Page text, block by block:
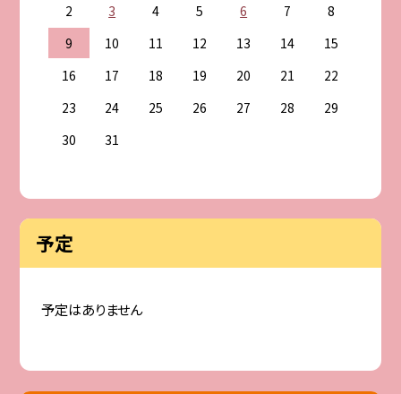
2
3 4 5 6 7
8
9
10 11 12 13 14
15
16
17 18 19 20 21
22
23
24 25 26 27 28
29
30
31
予定
予定はありません